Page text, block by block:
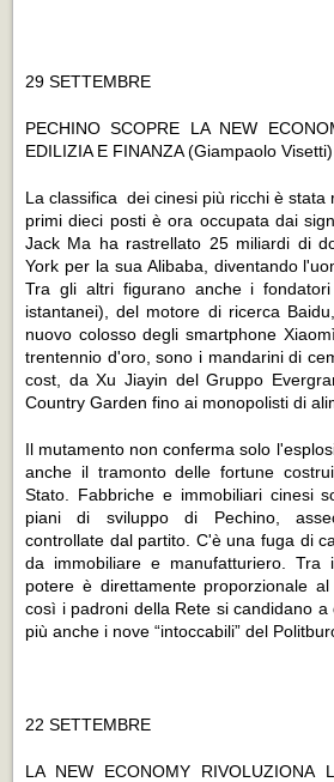
29 SETTEMBRE
PECHINO SCOPRE LA NEW
EDILIZIA E FINANZA(Giampaolo Visetti)
La classifica dei cinesi più ricchi è stata
primi dieci posti è ora occupata dai
Jack Ma ha rastrellato 25 miliardi di
York per la sua Alibaba, diventando
Tra gli altri figurano anche i
istantanei), del motore di ricerca
nuovo colosso degli smartphone
trentennio d'oro, sono i mandarini di
cost, da Xu Jiayin del Gruppo
Country Garden fino ai monopolisti di
Il mutamento non conferma solo
anche il tramonto delle fortune
Stato. Fabbriche e immobiliari cinesi
piani di sviluppo di Pechino,
controllate dal partito. C'è una fuga di
da immobiliare e manufatturiero.
potere è direttamente proporzionale
così i padroni della Rete si candidano
più anche i nove “intoccabili” del
22 SETTEMBRE
LA NEW ECONOMY RIVOLUZIONA